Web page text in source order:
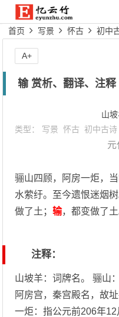
首页 写景 怀古 初中
输 赏析、翻译、注释
山
类型： 写景 怀古 初中古诗
元
骊山四顾，阿房一炬，
水萦纡。至今遗恨迷烟
做了土；输，都变做了土
注释：
山坡羊：词牌名。 骊山
阿房宫，秦宫殿名，故
一炬：指公元前206年
A+